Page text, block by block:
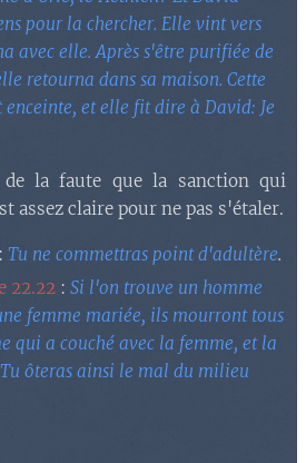
pour la chercher. Elle vint vers
avec elle. Après s'être purifiée de
retourna dans sa maison. Cette
et elle fit dire à David: Je
la faute que la sanction qui
assez claire pour ne pas s'étaler.
: Tu ne commettras point d'adultère.
22.22 : Si l'on trouve un homme
femme mariée, ils mourront tous
qui a couché avec la femme, et la
ôteras ainsi le mal du milieu